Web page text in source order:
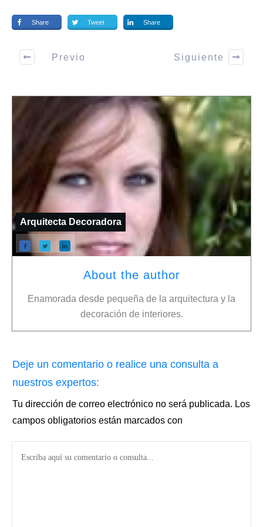
Share Tweet Share
Previo Siguiente
Arquitecta Decoradora
About the author
Enamorada desde pequeña de la arquitectura y la
decoración de interiores.
Deje un comentario o realice una consulta a
nuestros expertos:
Tu dirección de correo electrónico no será publicada. Los
campos obligatorios están marcados con